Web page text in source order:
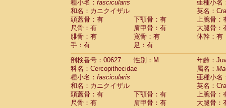
種小名： fascicularis
亜種小名
和名：カニクイザル
英名：
頭蓋骨：有
下顎骨：有
上腕骨：
尺骨：有
肩甲骨：有
大腿骨：
腓骨：有
寛骨：有
体幹：有
手：有
足：有
剖検番号：00627
性別：M
年齢：
科名：Cercopithecidae
属名：
種小名： fascicularis
亜種小名
和名：カニクイザル
英名：
頭蓋骨：有
下顎骨：有
上腕骨：
尺骨：有
肩甲骨：有
大腿骨：